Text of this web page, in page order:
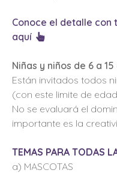
Conoce el detalle con
aquí
Niñas y niños de 6 a 15
Están invitados todos
(con este limite de
No se evaluará el
importante es la
TEMAS PARA TODAS
a) MASCOTAS